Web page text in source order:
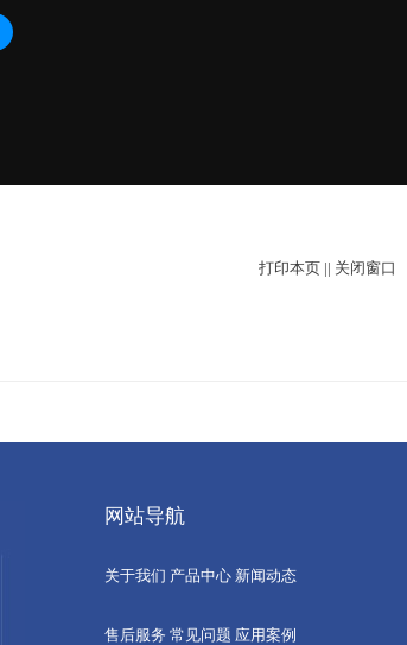
打印本页 || 关闭窗口
网站导航
关于我们 产品中心 新闻动态
售后服务 常见问题 应用案例